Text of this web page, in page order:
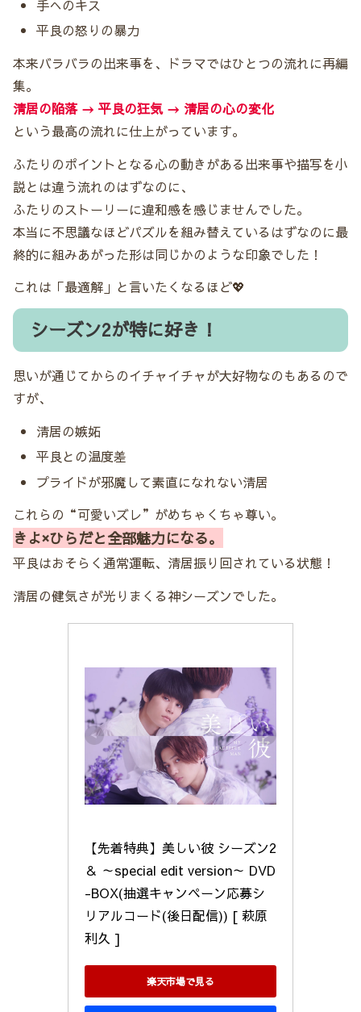
手へのキス
平良の怒りの暴力
本来バラバラの出来事を、ドラマではひとつの流れに再編
集。
清居の陥落 → 平良の狂気 → 清居の心の変化
という最高の流れに仕上がっています。
ふたりのポイントとなる心の動きがある出来事や描写を小
説とは違う流れのはずなのに、
ふたりのストーリーに違和感を感じませんでした。
本当に不思議なほどパズルを組み替えているはずなのに最
終的に組みあがった形は同じかのような印象でした！
これは「最適解」と言いたくなるほど💖
シーズン2が特に好き！
思いが通じてからのイチャイチャが大好物なのもあるので
すが、
清居の嫉妬
平良との温度差
プライドが邪魔して素直になれない清居
これらの“可愛いズレ”がめちゃくちゃ尊い。
きよ×ひらだと全部魅力になる。
平良はおそらく通常運転、清居振り回されている状態！
清居の健気さが光りまくる神シーズンでした。
【先着特典】美しい彼 シーズン2
＆ ～special edit version～ DVD
-BOX(抽選キャンペーン応募シ
リアルコード(後日配信)) [ 萩原
利久 ]
楽天市場で見る